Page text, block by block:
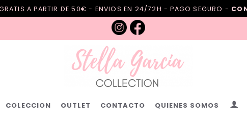
A PARTIR DE 50€ - ENVIOS EN 24/72H - PAGO SEGURO -
COLECCION OUTLET CONTACTO QUIENES SOMOS